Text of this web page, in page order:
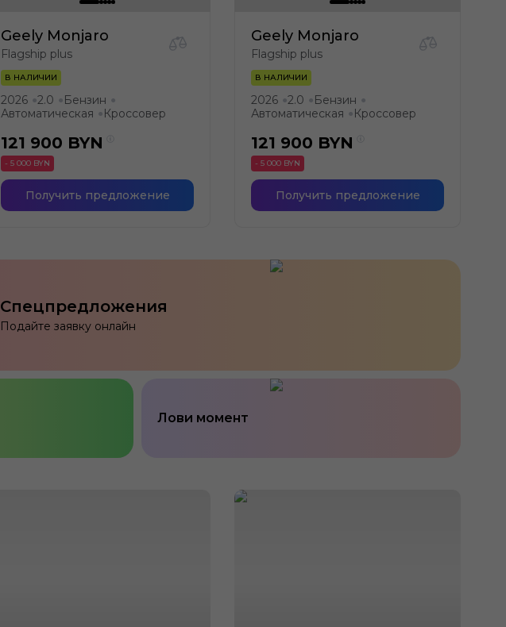
Geely Monjaro
Flagship plus
В НАЛИЧИИ
2026 ●2.0 ● Бензин ●
Автоматическая ● Кроссовер
121 900 BYN
- 5 000 BYN
Получить предложение
Geely Monjaro
Flagship plus
В НАЛИЧИИ
2026 ●2.0 ● Бензин ●
Автоматическая ● Кроссовер
121 900 BYN
- 5 000 BYN
Получить предложение
Спецпредложения
Подайте заявку онлайн
Лови момент